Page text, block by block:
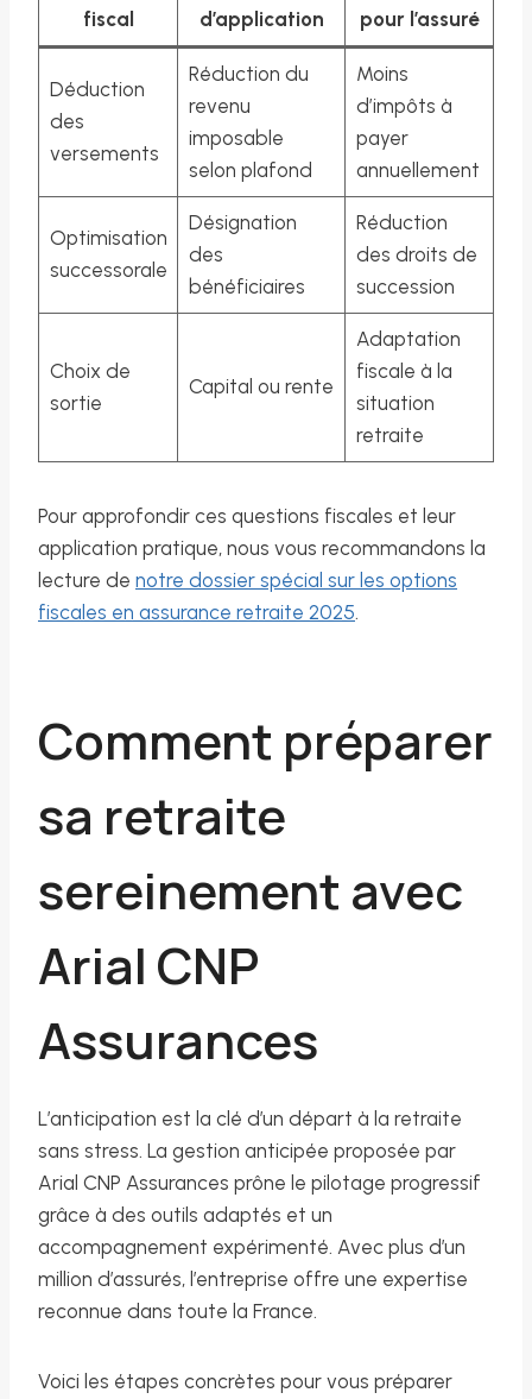
fiscal d’application pour l’assuré
Déduction
des
versements
Réduction du
revenu
imposable
selon plafond
Moins
d’impôts à
payer
annuellement
Optimisation
successorale
Désignation
des
bénéficiaires
Réduction
des droits de
succession
Choix de
sortie
Capital ou rente
Adaptation
fiscale à la
situation
retraite
Pour approfondir ces questions fiscales et leur
application pratique, nous vous recommandons la
lecture de notre dossier spécial sur les options
fiscales en assurance retraite 2025
Comment préparer
sa retraite
sereinement avec
Arial CNP
Assurances
L’anticipation est la clé d’un départ à la retraite
sans stress. La gestion anticipée proposée par
Arial CNP Assurances prône le pilotage progressif
grâce à des outils adaptés et un
accompagnement expérimenté. Avec plus d’un
million d’assurés, l’entreprise offre une expertise
reconnue dans toute la France.
Voici les étapes concrètes pour vous préparer